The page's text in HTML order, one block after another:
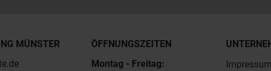
MÜNSTER
ÖFFNUNGSZEITEN
Montag - Freitag:
Impressum